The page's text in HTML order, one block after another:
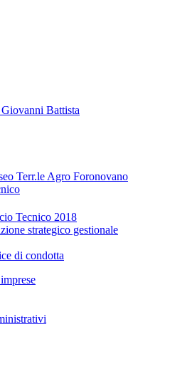
Battista
Terr.le Agro Foronovano
Tecnico 2018
strategico gestionale
di condotta